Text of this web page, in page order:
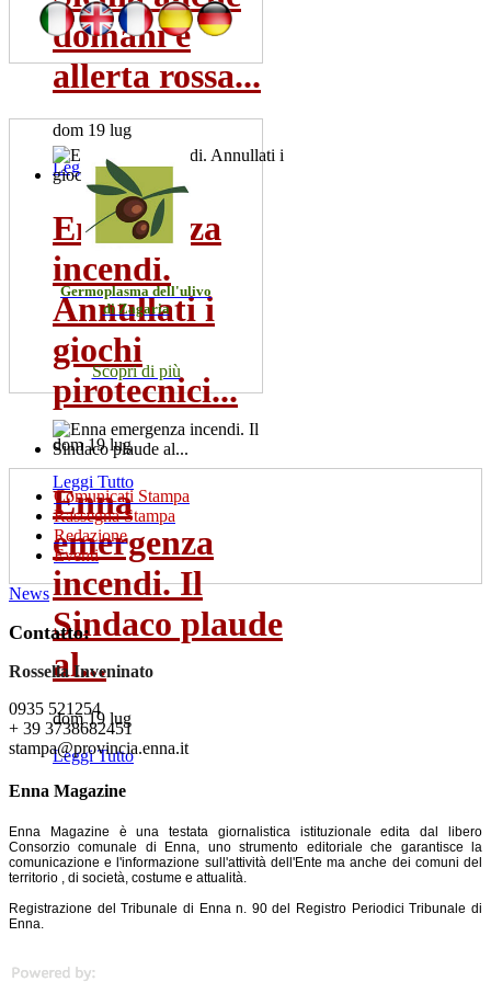
domani è
allerta rossa...
dom 19 lug
Leggi Tutto
Emergenza
incendi.
Annullati i
giochi
pirotecnici...
dom 19 lug
Leggi Tutto
Enna
emergenza
incendi. Il
Sindaco plaude
al...
dom 19 lug
Leggi Tutto
Germoplasma dell'ulivo
di Zagaria
Scopri di più
Comunicati Stampa
Rassegna Stampa
Redazione
Eventi
News
Contatto:
Rossella Inveninato
0935 521254
+ 39 3738682451
stampa@provincia.enna.it
Enna Magazine
Enna Magazine è una testata giornalistica istituzionale edita dal libero
Consorzio comunale di Enna, uno strumento editoriale che garantisce la
comunicazione e l'informazione sull'attività dell'Ente ma anche dei comuni del
territorio , di società, costume e attualità.
Registrazione del Tribunale di Enna n. 90 del Registro Periodici Tribunale di
Enna.